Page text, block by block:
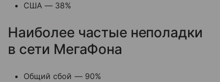
США — 38%
Наиболее частые неполадки
в сети МегаФона
Общий сбой — 90%